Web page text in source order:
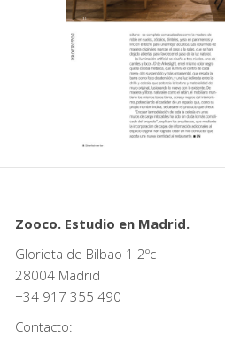
Zooco. Estudio en Madrid.
Glorieta de Bilbao 1 2ºc
28004 Madrid
+34 917 355 490
Contacto: